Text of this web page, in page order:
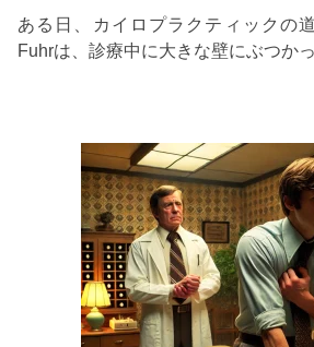
ある日、カイロプラクティックの
Fuhrは、診療中に大きな壁にぶつかっ